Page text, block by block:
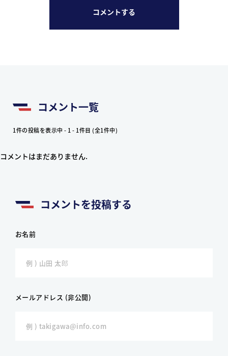
コメントする
コメント一覧
1件の投稿を表示中 - 1 - 1件目 (全1件中)
コメントはまだありません.
コメントを投稿する
お名前
メールアドレス (非公開)